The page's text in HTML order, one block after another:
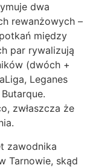
dwa
rewanżowych –
między
par rywalizują
(dwóch +
Leganes
zwłaszcza że
zawodnika
Tarnowie, skąd